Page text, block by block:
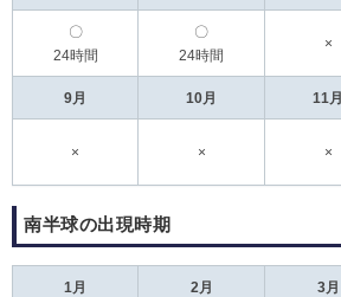
〇
24時間
〇
24時間
×
9月 10月 11月
× × ×
南半球の出現時期
1月 2月 3月